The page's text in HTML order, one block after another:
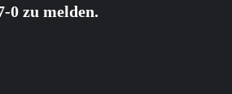
0 zu melden.